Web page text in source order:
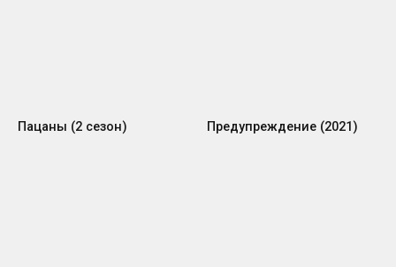
Пацаны (2 сезон) Предупреждение (2021)